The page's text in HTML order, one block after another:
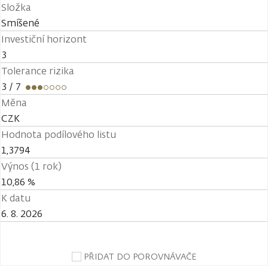
Složka
Smíšené
Investiční horizont
3
Tolerance rizika
3 / 7
Měna
CZK
Hodnota podílového listu
1,3794
Výnos (1 rok)
10,86 %
K datu
6. 8. 2026
PŘIDAT DO POROVNÁVAČE